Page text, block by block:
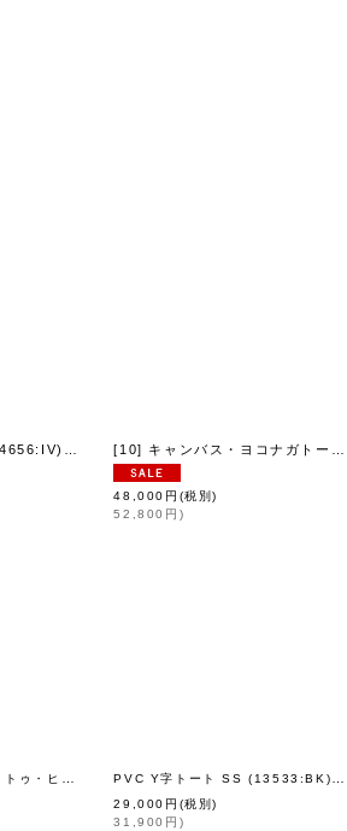
eb.a.gos]
48,000 円 (税別)
52,800 円 )
[eb.a.gos ]
29,000 円 (税別)
31,900 円 )